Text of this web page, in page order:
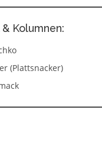
Kolumnen:
(Plattsnacker)